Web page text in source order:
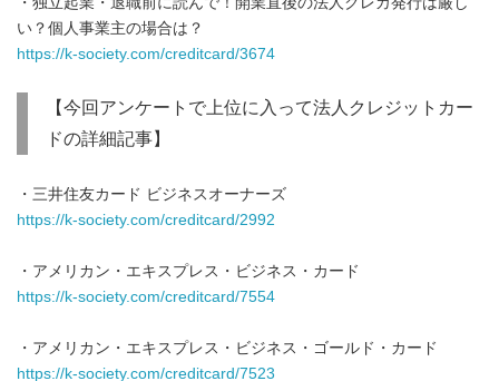
い？個人事業主の場合は？
https://k-society.com/creditcard/3674
【今回アンケートで上位に入って法人クレジットカー
ドの詳細記事】
・三井住友カード ビジネスオーナーズ
https://k-society.com/creditcard/2992
・アメリカン・エキスプレス・ビジネス・カード
https://k-society.com/creditcard/7554
・アメリカン・エキスプレス・ビジネス・ゴールド・カード
https://k-society.com/creditcard/7523